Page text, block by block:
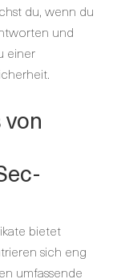
du, wenn du
und
einer
bietet
sich eng
umfassende